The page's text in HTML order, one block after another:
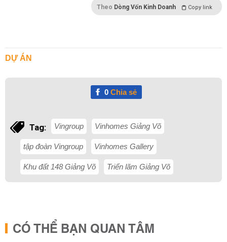
Theo Dòng Vốn Kinh Doanh Copy link
DỰ ÁN
0Chia sẻ
Tag: Vingroup Vinhomes Giảng Võ
tập đoàn Vingroup Vinhomes Gallery
Khu đất 148 Giảng Võ Triển lãm Giảng Võ
CÓ THỂ BẠN QUAN TÂM